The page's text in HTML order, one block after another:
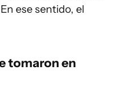
ese sentido, el
tomaron en